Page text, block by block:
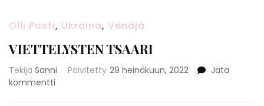
Olli Posti, Ukraina, Venäjä
VIETTELYSTEN TSAARI
Tekijä Sanni Päivitetty 29 heinäkuun, 2022
Jätä
kommentti